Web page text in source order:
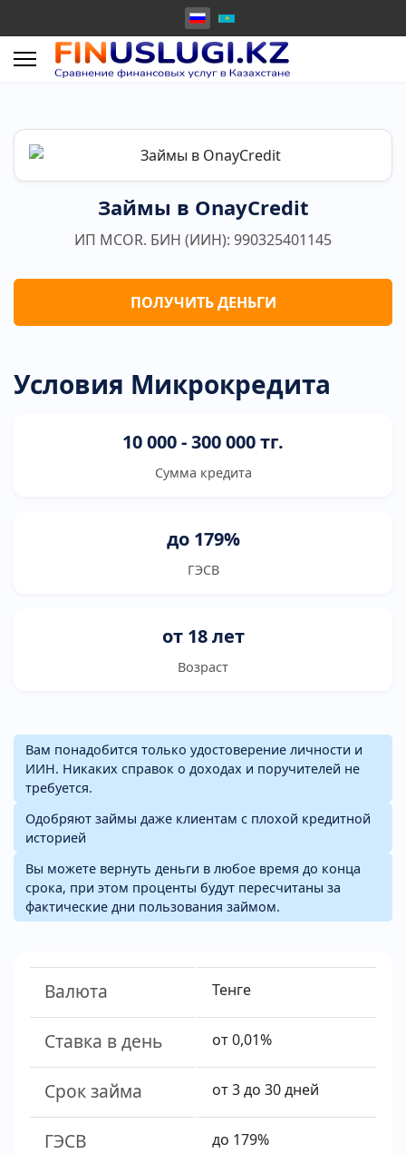
Займы в OnayCredit
ИП MCOR. БИН (ИИН): 990325401145
ПОЛУЧИТЬ ДЕНЬГИ
Условия Микрокредита
10 000 - 300 000 тг.
Сумма кредита
до 179%
ГЭСВ
от 18 лет
Возраст
Вам понадобится только удостоверение личности и
ИИН. Никаких справок о доходах и поручителей не
требуется.
Одобряют займы даже клиентам с плохой кредитной
историей
Вы можете вернуть деньги в любое время до конца
срока, при этом проценты будут пересчитаны за
фактические дни пользования займом.
Валюта Тенге
Ставка в день от 0,01%
Срок займа от 3 до 30 дней
ГЭСВ до 179%